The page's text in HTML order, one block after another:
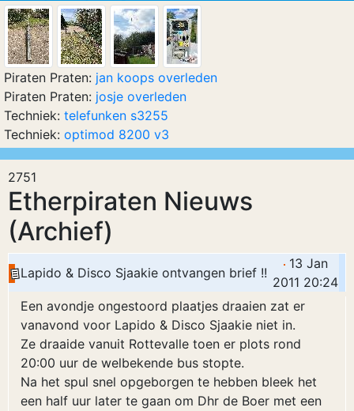
2751
Etherpiraten Nieuws
(Archief)
Lapido & Disco Sjaakie ontvangen brief !!
13 Jan
2011 20:24
Een avondje ongestoord plaatjes draaien zat er
vanavond voor Lapido & Disco Sjaakie niet in.
Ze draaide vanuit Rottevalle toen er plots rond
20:00 uur de welbekende bus stopte.
Na het spul snel opgeborgen te hebben bleek het
een half uur later te gaan om Dhr de Boer met een
Piraten Praten: jan koops overleden
Piraten Praten: josje overleden
Techniek: telefunken s3255
Techniek: optimod 8200 v3